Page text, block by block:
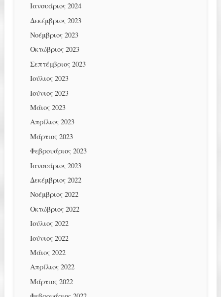
Ιανουάριος 2024
Δεκέμβριος 2023
Νοέμβριος 2023
Οκτώβριος 2023
Σεπτέμβριος 2023
Ιούλιος 2023
Ιούνιος 2023
Μάιος 2023
Απρίλιος 2023
Μάρτιος 2023
Φεβρουάριος 2023
Ιανουάριος 2023
Δεκέμβριος 2022
Νοέμβριος 2022
Οκτώβριος 2022
Ιούλιος 2022
Ιούνιος 2022
Μάιος 2022
Απρίλιος 2022
Μάρτιος 2022